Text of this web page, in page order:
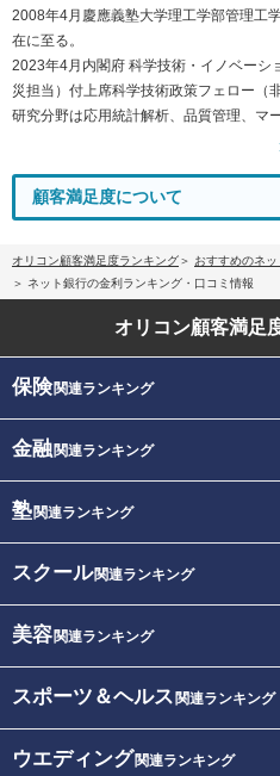
2008年4月慶應義塾大学理工学部管理工
在に至る。
2023年4月内閣府 科学技術・イノベーシ
災担当）付上席科学技術政策フェロー（非
研究分野は応用統計解析、品質管理、マ
顧客満足度について
オリコン顧客満足度ランキング おすすめのネ
ネット銀行の金利ランキング・口コミ情報
オリコン顧客満足
保険関連ランキング
金融関連ランキング
塾関連ランキング
スクール関連ランキング
美容関連ランキング
スポーツ＆ヘルス 関連ランキング
ウエディング関連ランキング